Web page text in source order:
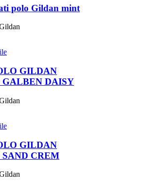
polo Gildan mint
GILDAN
GALBEN DAISY
GILDAN
CREM